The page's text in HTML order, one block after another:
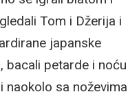
Tom i Džerija i
japanske
bacali petarde i noću
naokolo sa noževima